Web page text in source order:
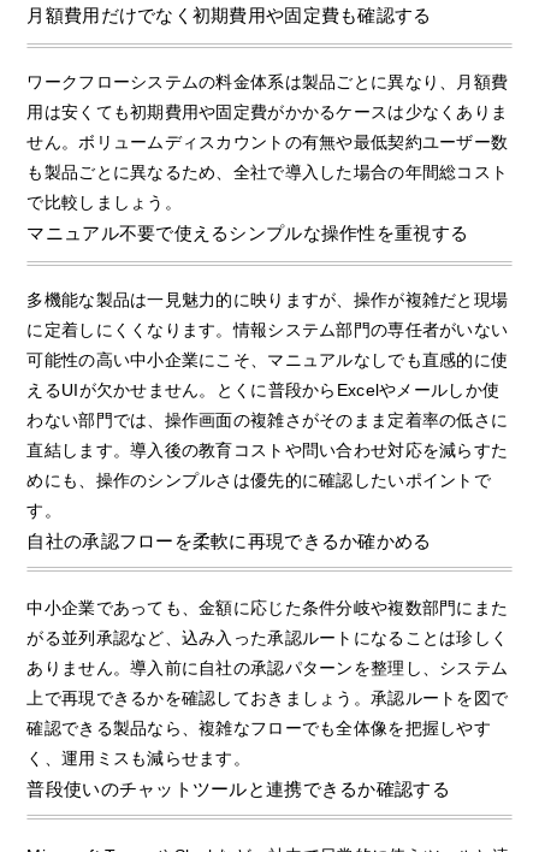
月額費用だけでなく初期費用や固定費も確認する
ワークフローシステムの料金体系は製品ごとに異なり、月額費
用は安くても初期費用や固定費がかかるケースは少なくありま
せん。ボリュームディスカウントの有無や最低契約ユーザー数
も製品ごとに異なるため、全社で導入した場合の年間総コスト
で比較しましょう。
マニュアル不要で使えるシンプルな操作性を重視する
多機能な製品は一見魅力的に映りますが、操作が複雑だと現場
に定着しにくくなります。情報システム部門の専任者がいない
可能性の高い中小企業にこそ、マニュアルなしでも直感的に使
えるUIが欠かせません。とくに普段からExcelやメールしか使
わない部門では、操作画面の複雑さがそのまま定着率の低さに
直結します。導入後の教育コストや問い合わせ対応を減らすた
めにも、操作のシンプルさは優先的に確認したいポイントで
す。
自社の承認フローを柔軟に再現できるか確かめる
中小企業であっても、金額に応じた条件分岐や複数部門にまた
がる並列承認など、込み入った承認ルートになることは珍しく
ありません。導入前に自社の承認パターンを整理し、システム
上で再現できるかを確認しておきましょう。承認ルートを図で
確認できる製品なら、複雑なフローでも全体像を把握しやす
く、運用ミスも減らせます。
普段使いのチャットツールと連携できるか確認する